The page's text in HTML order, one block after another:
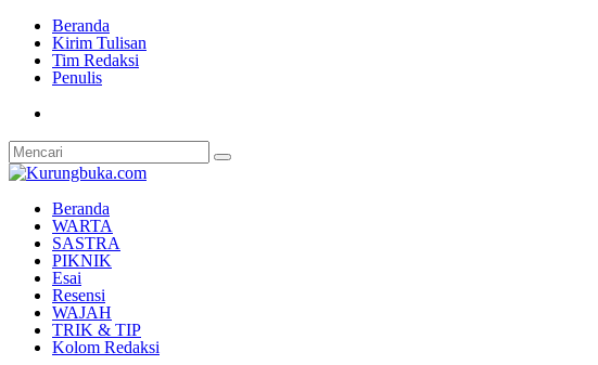
Beranda
Kirim Tulisan
Tim Redaksi
Penulis
Beranda
WARTA
SASTRA
PIKNIK
Esai
Resensi
WAJAH
TRIK & TIP
Kolom Redaksi